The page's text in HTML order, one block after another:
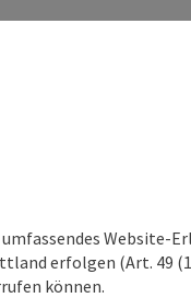
Website-
erfolgen (Art. 49
können.